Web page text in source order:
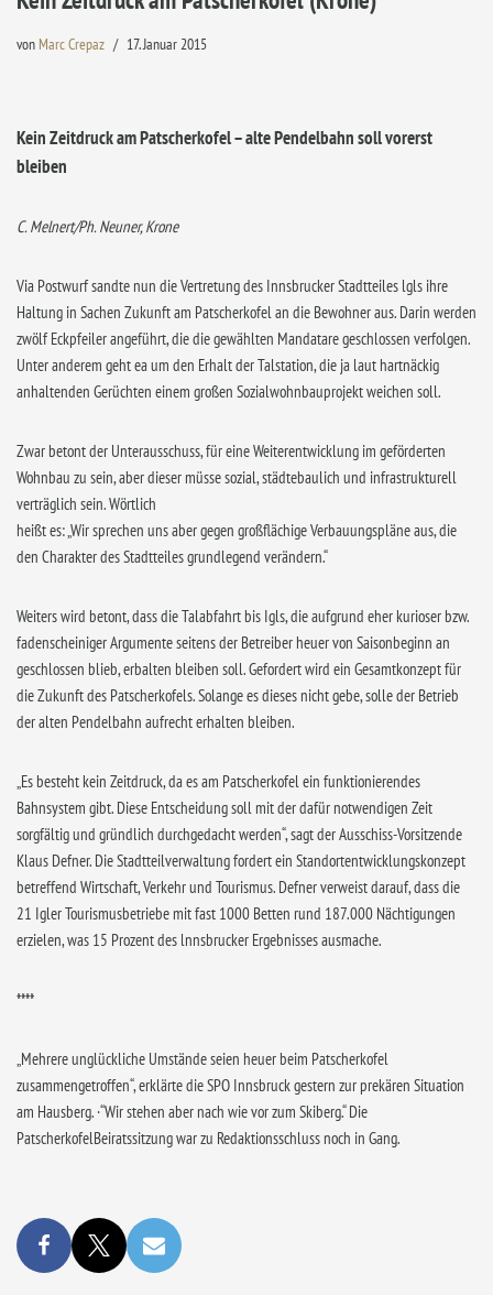
von Marc Crepaz 17. Januar 2015
Kein Zeitdruck am Patscherkofel – alte Pendelbahn soll vorerst
bleiben
C. Melnert/Ph. Neuner, Krone
Via Postwurf sandte nun die Vertretung des Innsbrucker Stadtteiles lgls ihre
Haltung in Sachen Zukunft am Patscherkofel an die Bewohner aus. Darin werden
zwölf Eckpfeiler angeführt, die die gewählten Mandatare geschlossen verfolgen.
Unter anderem geht ea um den Erhalt der Talstation, die ja laut hartnäckig
anhaltenden Gerüchten einem großen Sozialwohnbauprojekt weichen soll.
Zwar betont der Unterausschuss, für eine Weiterentwicklung im geförderten
Wohnbau zu sein, aber dieser müsse sozial, städtebaulich und infrastrukturell
verträglich sein. Wörtlich
heißt es: „Wir sprechen uns aber gegen großflächige Verbauungspläne aus, die
den Charakter des Stadtteiles grundlegend verändern.“
Weiters wird betont, dass die Talabfahrt bis Igls, die aufgrund eher kurioser bzw.
fadenscheiniger Argumente seitens der Betreiber heuer von Saisonbeginn an
geschlossen blieb, erbalten bleiben soll. Gefordert wird ein Gesamtkonzept für
die Zukunft des Patscherkofels. Solange es dieses nicht gebe, solle der Betrieb
der alten Pendelbahn aufrecht erhalten bleiben.
„Es besteht kein Zeitdruck, da es am Patscherkofel ein funktionierendes
Bahnsystem gibt. Diese Entscheidung soll mit der dafür notwendigen Zeit
sorgfältig und gründlich durchgedacht werden“, sagt der Ausschiss-Vorsitzende
Klaus Defner. Die Stadtteilverwaltung fordert ein Standortentwicklungskonzept
betreffend Wirtschaft, Verkehr und Tourismus. Defner verweist darauf, dass die
21 Igler Tourismusbetriebe mit fast 1000 Betten rund 187.000 Nächtigungen
erzielen, was 15 Prozent des lnnsbrucker Ergebnisses ausmache.
****
„Mehrere unglückliche Umstände seien heuer beim Patscherkofel
zusammengetroffen“, erklärte die SPO Innsbruck gestern zur prekären Situation
am Hausberg. ·“Wir stehen aber nach wie vor zum Skiberg.“ Die
PatscherkofelBeiratssitzung war zu Redaktionsschluss noch in Gang.